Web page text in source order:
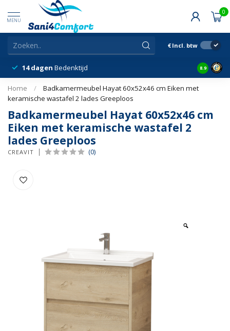
MENU
0
€ Incl. btw
14 dagen Bedenktijd Snelle
8.9
Home /
Badkamermeubel Hayat 60x52x46 cm Eiken met
keramische wastafel 2 lades Greeploos
Badkamermeubel Hayat 60x52x46 cm
Eiken met keramische wastafel 2
lades Greeploos
CREAVIT (0)